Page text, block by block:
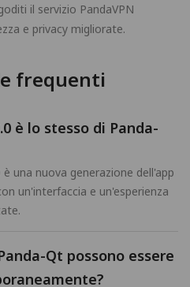
il servizio PandaVPN
e privacy migliorate.
frequenti
è lo stesso di Panda-
una nuova generazione dell'app
un'interfaccia e un'esperienza
Qt possono essere